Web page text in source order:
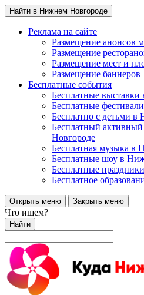
Найти в Нижнем Новгороде
Реклама на сайте
Размещение анонсов
Размещение
Размещение мест и
Размещение баннеров
Бесплатные события
Бесплатные
Бесплатные
Бесплатно с детьми
Бесплатный
Новгороде
Бесплатная музыка в
Бесплатные шоу в
Бесплатные
Бесплатное
Открыть меню Закрыть меню
Что ищем?
Найти